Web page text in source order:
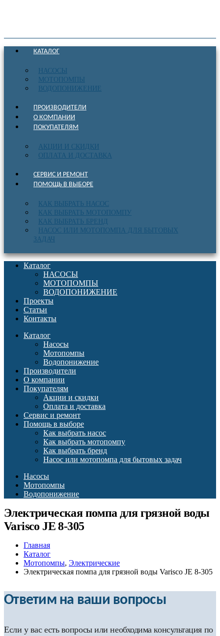
КАТАЛОГ
НАСОСЫ
МОТОПОМПЫ
ВОДОПОНИЖЕНИЕ
ПРОИЗВОДИТЕЛИ
О КОМПАНИИ
ПОКУПАТЕЛЯМ
АКЦИИ И СКИДКИ
ОПЛАТА И ДОСТАВКА
СЕРВИС И РЕМОНТ
ПОМОЩЬ В ВЫБОРЕ
КАК ВЫБРАТЬ НАСОС
КАК ВЫБРАТЬ МОТОПОМПУ
КАК ВЫБРАТЬ БРЕНД
НАСОС ИЛИ МОТОПОМПА ДЛЯ БЫТОВЫХ
ЗАДАЧ
Каталог
НАСОСЫ
МОТОПОМПЫ
ВОДОПОНИЖЕНИЕ
Проекты
Статьи
Контакты
Каталог
Насосы
Мотопомпы
Водопонижение
Производители
О компании
Покупателям
Акции и скидки
Оплата и доставка
Сервис и ремонт
Помощь в выборе
Как выбрать насос
Как выбрать мотопомпу
Как выбрать бренд
Насос или мотопомпа для бытовых задач
Насосы
Мотопомпы
Водопонижение
Электрическая помпа для грязной воды
Varisco JE 8-305
Главная
Каталог
Мотопомпы, Электрические
Электрическая помпа для грязной воды Varisco JE 8-305
Ответим на ваши вопросы
Если у вас есть вопросы или необходима консультация по